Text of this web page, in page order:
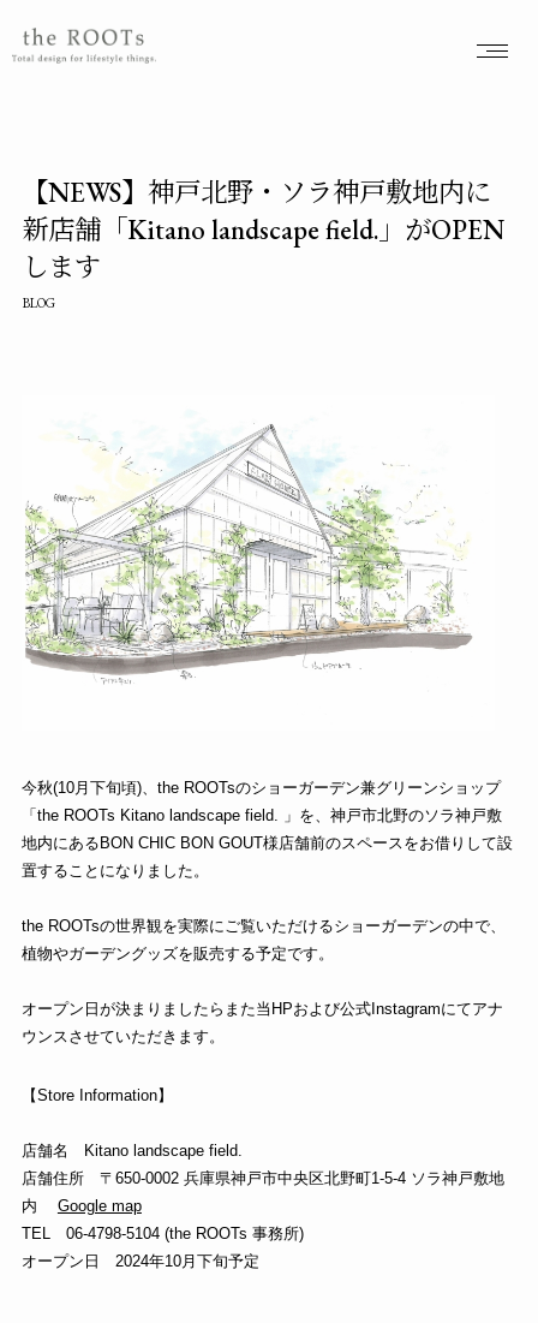
【NEWS】神戸北野・ソラ神戸敷地内に
新店舗「Kitano landscape field.」がOPEN
します
BLOG
今秋(10月下旬頃)、the ROOTsのショーガーデン兼グリーンショップ
「the ROOTs Kitano landscape field. 」を、神戸市北野のソラ神戸敷
地内にあるBON CHIC BON GOUT様店舗前のスペースをお借りして設
置することになりました。
the ROOTsの世界観を実際にご覧いただけるショーガーデンの中で、
植物やガーデングッズを販売する予定です。
オープン日が決まりましたらまた当HPおよび公式Instagramにてアナ
ウンスさせていただきます。
【Store Information】
店舗名 Kitano landscape field.
店舗住所 〒650-0002 兵庫県神戸市中央区北野町1-5-4 ソラ神戸敷地
内 Google map
TEL 06-4798-5104 (the ROOTs 事務所)
オープン日 2024年10月下旬予定